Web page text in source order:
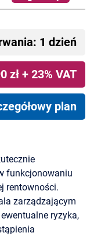
1 dzień
zł + 23% VAT
plan
funkcjonowaniu
rentowności.
zarządzającym
ryzyka,